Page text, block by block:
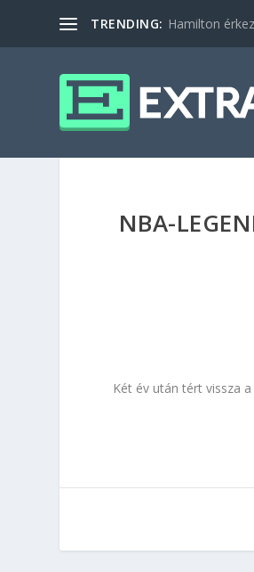
TRENDING: Hamilton
NBA-
Két év után tért vissza